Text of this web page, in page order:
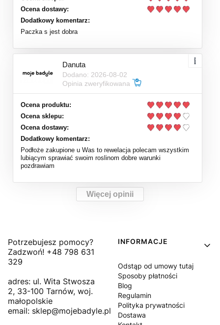
Ocena dostawy:
Dodatkowy komentarz:
Paczka s jest dobra
Danuta
Dodano: 2026-08-02
Opinia zweryfikowana
Ocena produktu:
Ocena sklepu:
Ocena dostawy:
Dodatkowy komentarz:
Podłoże zakupione u Was to rewelacja polecam wszystkim
lubiącym sprawiać swoim roslinom dobre warunki
pozdrawiam
Więcej opinii
Potrzebujesz pomocy?
Zadzwoń! +48 798 631
329
adres: ul. Wita Stwosza
2, 33-100 Tarnów, woj.
małopolskie
email: sklep@mojebadyle.pl
Linki w stopce
INFORMACJE
Odstąp od umowy tutaj
Sposoby płatności
Blog
Regulamin
Polityka prywatności
Dostawa